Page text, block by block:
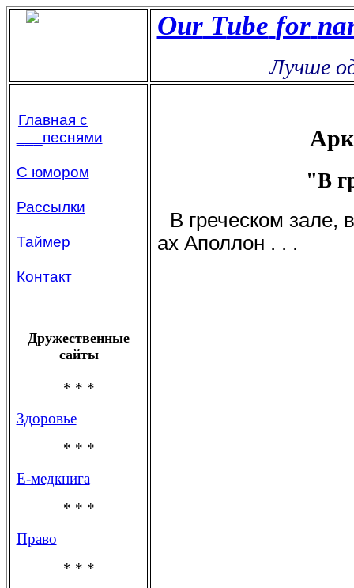
OurТube for
Лучше
Главная с
___песнями
С юмором
Рассылки
Таймер
Контакт
Дружественные
сайты
* * *
Здоровье
* * *
Е-медкнига
* * *
Право
* * *
"В
В греческом зале,
ах Аполлон . . .